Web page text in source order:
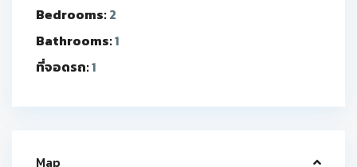
Bedrooms:2
Bathrooms:1
ที่จอดรถ:1
Map